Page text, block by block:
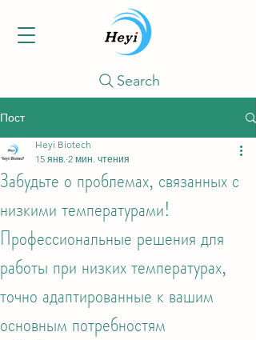
Search
Пост
Забудьте о проблемах, связанных с
низкими температурами!
Профессиональные решения для
работы при низких температурах,
точно адаптированные к вашим
основным потребностям
Heyi Biotech
15 янв. 2 мин. чтения